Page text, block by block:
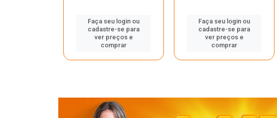
Faça seu login ou
cadastre-se para
ver preços e
comprar
Faça seu login ou
cadastre-se para
ver preços e
comprar